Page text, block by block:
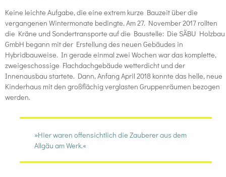
Keine leichte Aufgabe, die eine extrem kurze Bauzeit über die
vergangenen Wintermonate bedingte. Am 27. November 2017 rollten
die Kräne und Sondertransporte auf die Baustelle: Die SÄBU Holzbau
GmbH begann mit der Erstellung des neuen Gebäudes in
Hybridbauweise. In gerade einmal zwei Wochen war das komplette,
zweigeschossige Flachdachgebäude wetterdicht und der
Innenausbau startete. Dann, Anfang April 2018 konnte das helle, neue
Kinderhaus mit den großflächig verglasten Gruppenräumen bezogen
werden.
»Hier waren offensichtlich die Zauberer aus dem
Allgäu am Werk.«